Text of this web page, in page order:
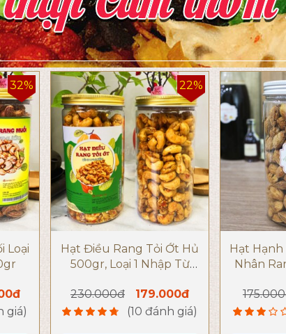
32%
Loại
giá)
22%
Hạt Điều Rang Tỏi Ớt Hủ
500gr, Loại 1 Nhập Từ
230.000đ
179.000đ
(10 đánh giá)
Hạt
Nhân